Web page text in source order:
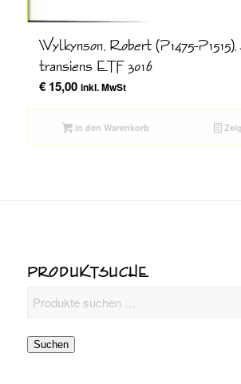
Wylkynson, Robert (?1475-
transiens ETF 3016
€15,00 inkl. MwSt
In den Warenkorb
PRODUKTSUCHE
Suchen